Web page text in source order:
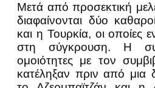
Μετά από προσεκτική
διαφαίνονται δύο
και η Τουρκία, οι οποίες
στη σύγκρουση. Η
ομοιότητες με τον
κατέληξαν πριν από μια